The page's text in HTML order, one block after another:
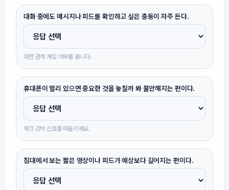
대화 중에도 메시지나 피드를 확인하고 싶은 충동이 자주 든다.
대면 관계 개입 여부를 봅니다.
휴대폰이 멀리 있으면 중요한 것을 놓칠까 봐 불안해지는 편이다.
체크 강박 신호를 떠올리세요.
침대에서 보는 짧은 영상이나 피드가 예상보다 길어지는 편이다.